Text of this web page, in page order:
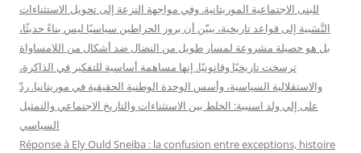
للبنى الاجتماعية الموريتانية. وفي مواجهة النزعة إلى تحويل الاستثناءات
النَّسَبية إلى قواعد تاريخية، يبيّن أن بروز الحراطين سياسيًا ليس بناءً حديثًا،
بل هو حصيلة مشروعة لمسار طويل من النضال ضد أشكال من اللامساواة
ترسخت تاريخيًا وقانونيًا. إنها مساهمة أساسية للتفكير في الذاكرة،
والاستقلالية السياسية، وأسس الوحدة الوطنية الحقيقية في موريتانيا. ردّ
على إلي ولد اسنيبة: الخلط بين الاستثناءات والتاريخ الاجتماعي والتمثيل
السياسي
Réponse à Ely Ould Sneiba : la confusion entre exceptions, histoire